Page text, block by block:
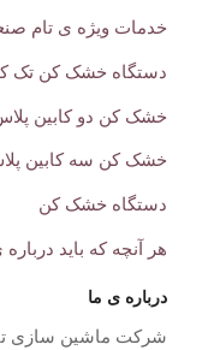
خدمات ویژه ی تام
دستگاه خشک کن تک
خشک کن دو کابین
خشک کن سه کابین
دستگاه خشک کن
هر آنچه که باید
درباره ی ما
شرکت ماشین سازی